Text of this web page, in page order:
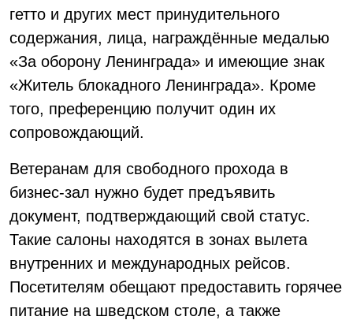
гетто и других мест принудительного
содержания, лица, награждённые медалью
«За оборону Ленинграда» и имеющие знак
«Житель блокадного Ленинграда». Кроме
того, преференцию получит один их
сопровождающий.
Ветеранам для свободного прохода в
бизнес-зал нужно будет предъявить
документ, подтверждающий свой статус.
Такие салоны находятся в зонах вылета
внутренних и международных рейсов.
Посетителям обещают предоставить горячее
питание на шведском столе, а также